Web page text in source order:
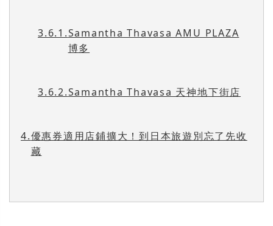
3.6.1.Samantha Thavasa AMU PLAZA
博多
3.6.2.Samantha Thavasa 天神地下街店
4.優惠券適用店鋪擴大！到日本旅遊別忘了先收
藏